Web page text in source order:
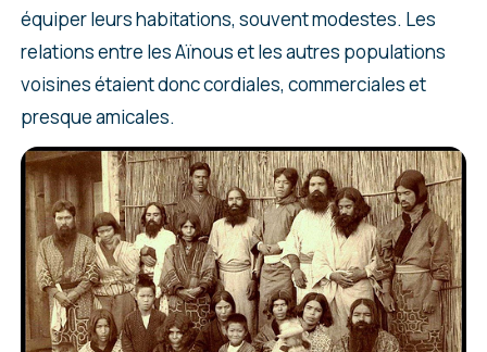
équiper leurs habitations, souvent modestes. Les
relations entre les Aïnous et les autres populations
voisines étaient donc cordiales, commerciales et
presque amicales.